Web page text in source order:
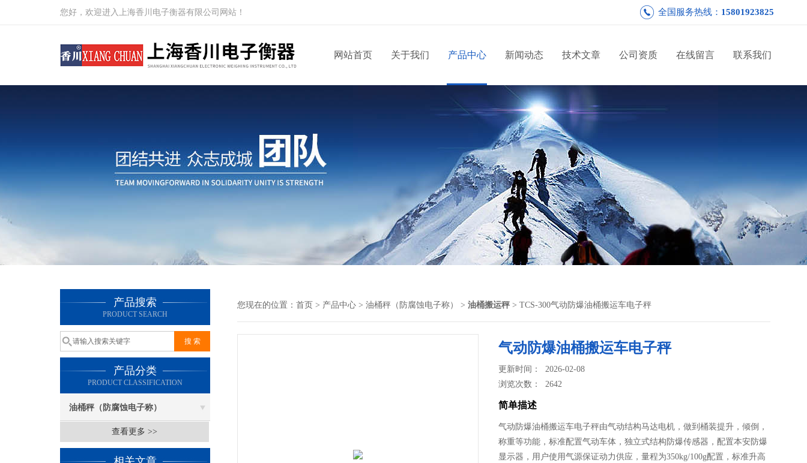
您好，欢迎进入上海香川电子衡器有限公司网站！ 全国服务热线： 15801923825
网站首页 关于我们 产品中心 新闻动态 技术文章 公司资质 在线留言 联系我们
产品搜索
PRODUCT SEARCH
产品分类
PRODUCT CLASSIFICATION
油桶秤（防腐蚀电子称）
查看更多 >>
您现在的位置： 首页 > 产品中心 > 油桶秤（防腐蚀电子称） > 油桶搬运秤 > TCS-300气动防爆油桶搬运车电子秤
气动防爆油桶搬运车电子秤
更新时间： 2026-02-08
浏览次数：2642
简单描述
气动防爆油桶搬运车电子秤由气动结构马达电机，做到桶装提升，倾倒，
称重等功能，标准配置气动车体，独立式结构防爆传感器，配置本安防爆
显示器，用户使用气源保证动力供应，量程为350kg/100g配置，标准升高